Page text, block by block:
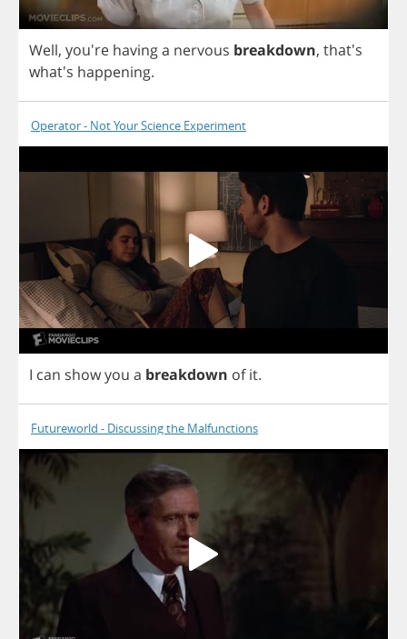
Well, you're havinga nervous breakdown, that's
what's happening.
Operator - Not Your Science Experiment
I can showyou a breakdown of it.
Futureworld - Discussing the Malfunctions